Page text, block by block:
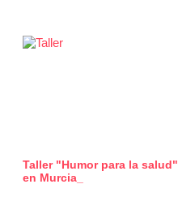
Taller "Humor para la salud"
en Murcia_